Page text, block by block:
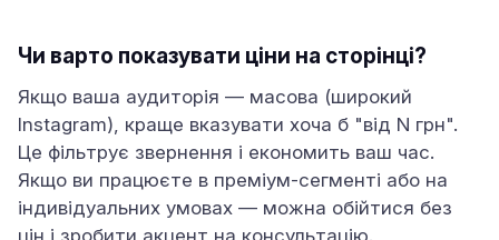
Чи варто показувати ціни на сторінці?
Якщо ваша аудиторія — масова (широкий
Instagram), краще вказувати хоча б "від N грн".
Це фільтрує звернення і економить ваш час.
Якщо ви працюєте в преміум-сегменті або на
індивідуальних умовах — можна обійтися без
цін і зробити акцент на консультацію.